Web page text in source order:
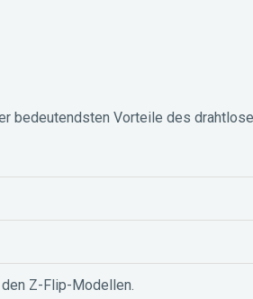
bedeutendsten Vorteile des
Z-Flip-Modellen.